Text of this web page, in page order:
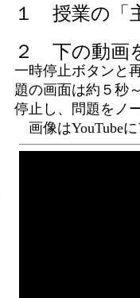
１ 授業の「
２ 下の動画
一時停止ボタンと
題の画面は約５秒
停止し、問題をノ
画像はYouTube